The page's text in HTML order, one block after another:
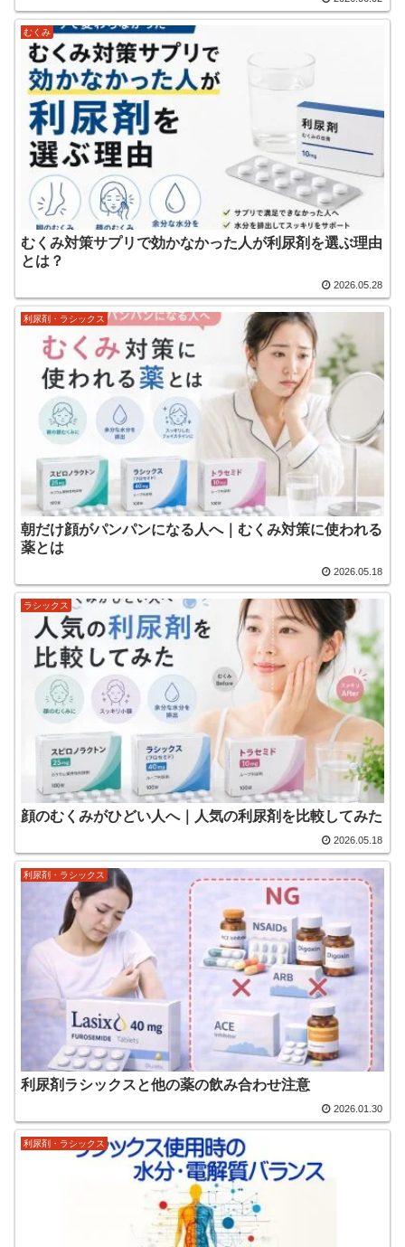
むくみ
むくみ対策サプリで効かなかった人が利尿剤を選ぶ理由
とは？
2026.05.28
利尿剤・ラシックス
朝だけ顔がパンパンになる人へ｜むくみ対策に使われる
薬とは
2026.05.18
ラシックス
顔のむくみがひどい人へ｜人気の利尿剤を比較してみた
2026.05.18
利尿剤・ラシックス
利尿剤ラシックスと他の薬の飲み合わせ注意
2026.01.30
利尿剤・ラシックス